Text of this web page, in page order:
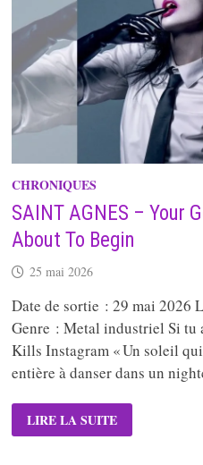
CHRONIQUES
SAINT AGNES – Your
About To Begin
25 mai 2026
Date de sortie : 29 mai 2026
Genre : Metal industriel Si tu
Kills Instagram « Un soleil
entière à danser dans un
SAINT
AGNES
–
LIRE LA SUITE